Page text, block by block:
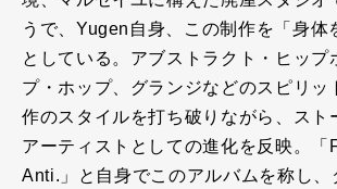
うで、Yugen自身、この制作を「身体
としている。アブストラクト・ヒップ
プ・ホップ、グランジなどのスピリッ
作のスタイルを打ち破りながら、スト
アーティストとしての進化を反映。
Anti.」と自身でこのアルバムを称し、